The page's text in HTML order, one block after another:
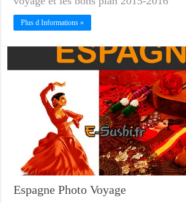
Plus d Informations »
Espagne Photo Voyage